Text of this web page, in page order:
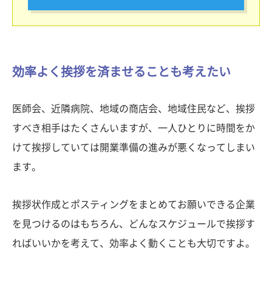
効率よく挨拶を済ませることも考えたい
医師会、近隣病院、地域の商店会、地域住民など、挨拶
すべき相手はたくさんいますが、一人ひとりに時間をか
けて挨拶していては開業準備の進みが悪くなってしまい
ます。
挨拶状作成とポスティングをまとめてお願いできる企業
を見つけるのはもちろん、どんなスケジュールで挨拶す
ればいいかを考えて、効率よく動くことも大切ですよ。